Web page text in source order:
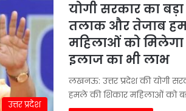
उत्तर प्रदेश
योगी सरकार का
तलाक और तेजाब
महिलाओं को
इलाज का भी लाभ
लखनऊ: उत्तर प्रदेश की योगी
हमले की शिकार महिलाओं को